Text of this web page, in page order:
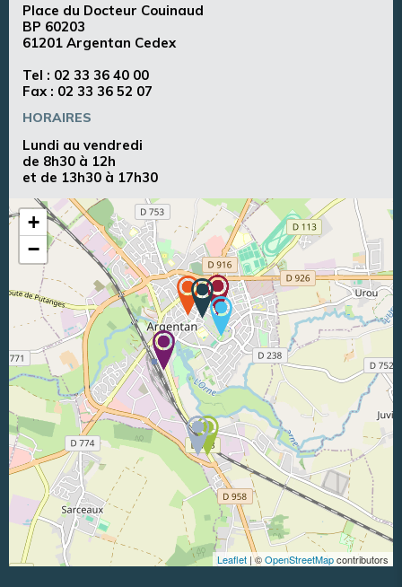
Place du Docteur Couinaud
BP 60203
61201 Argentan Cedex
Tel : 02 33 36 40 00
Fax : 02 33 36 52 07
HORAIRES
Lundi au vendredi
de 8h30 à 12h
et de 13h30 à 17h30
+
−
Leaflet | ©OpenStreetMapcontributors